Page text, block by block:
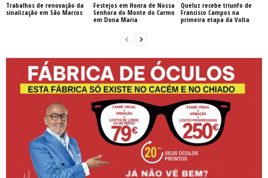
Trabalhos de renovação da
sinalização em São Marcos
Festejos em Honra de Nossa
Senhora do Monte do Carmo
em Dona Maria
Queluz recebe triunfo de
Francisco Campos na
primeira etapa da Volta